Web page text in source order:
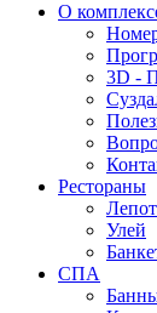
О
3D -
Рестораны
Улей
СПА